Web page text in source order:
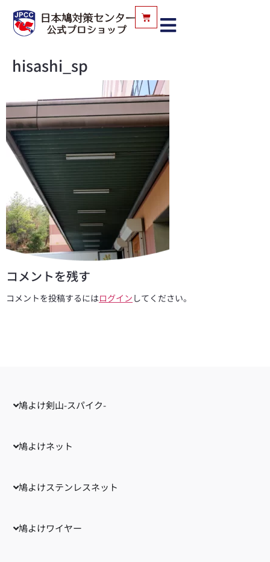
hisashi_sp
コメントを残す
コメントを投稿するにはログイン してください。
鳩よけ剣山-スパイク-
鳩よけネット
鳩よけステンレスネット
鳩よけワイヤー